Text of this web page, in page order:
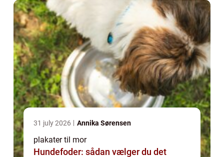
...
31 july 2026 Annika Sørensen
plakater til mor
Hundefoder: sådan vælger du det